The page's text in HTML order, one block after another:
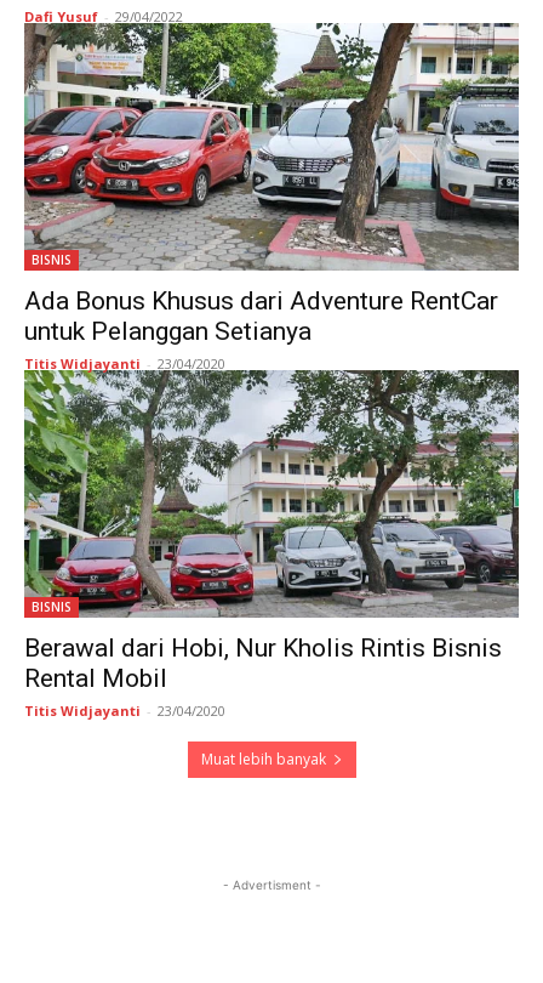
Dafi Yusuf - 29/04/2022
BISNIS
Ada Bonus Khusus dari Adventure RentCar
untuk Pelanggan Setianya
Titis Widjayanti - 23/04/2020
BISNIS
Berawal dari Hobi, Nur Kholis Rintis Bisnis
Rental Mobil
Titis Widjayanti - 23/04/2020
Muat lebih banyak
- Advertisment -